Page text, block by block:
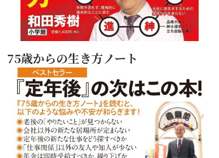
75歳からの生き方ノート